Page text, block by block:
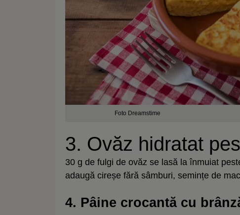
Foto Dreamstime
3. Ovăz hidratat
30 g de fulgi de ovăz se lasă la înmuiat
adaugă cireșe fără sâmburi, semințe de
4. Pâine crocantă cu